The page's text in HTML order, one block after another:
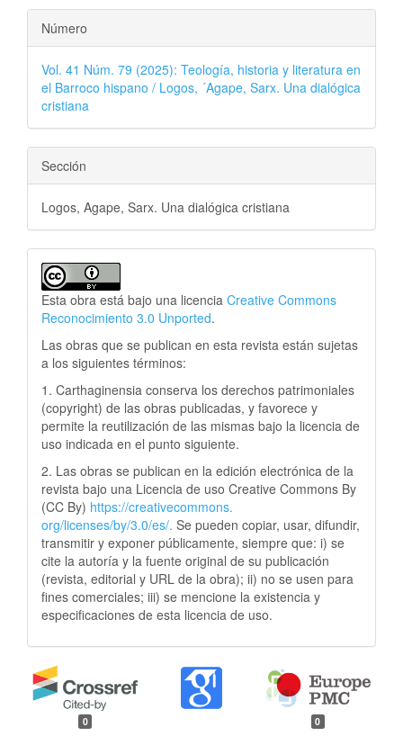
Número
Vol. 41 Núm. 79 (2025): Teología, historia y literatura en
el Barroco hispano / Logos, ´Agape, Sarx. Una dialógica
cristiana
Sección
Logos, Agape, Sarx. Una dialógica cristiana
Esta obra está bajo una licencia Creative Commons
Reconocimiento 3.0 Unported.
Las obras que se publican en esta revista están sujetas
a los siguientes términos:
1. Carthaginensia conserva los derechos patrimoniales
(copyright) de las obras publicadas, y favorece y
permite la reutilización de las mismas bajo la licencia de
uso indicada en el punto siguiente.
2. Las obras se publican en la edición electrónica de la
revista bajo una Licencia de uso Creative Commons By
(CC By) https://creativecommons.
org/licenses/by/3.0/es/. Se pueden copiar, usar, difundir,
transmitir y exponer públicamente, siempre que: i) se
cite la autoría y la fuente original de su publicación
(revista, editorial y URL de la obra); ii) no se usen para
fines comerciales; iii) se mencione la existencia y
especificaciones de esta licencia de uso.
0 0